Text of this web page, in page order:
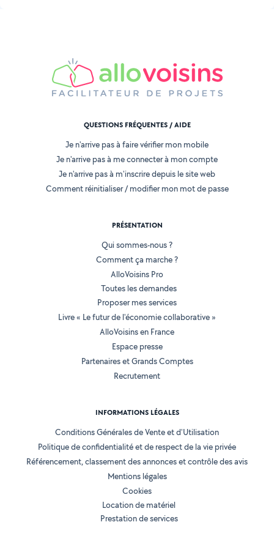
QUESTIONS FRÉQUENTES / AIDE
Je n'arrive pas à faire vérifier mon mobile
Je n'arrive pas à me connecter à mon compte
Je n'arrive pas à m'inscrire depuis le site web
Comment réinitialiser / modifier mon mot de passe
PRÉSENTATION
Qui sommes-nous ?
Comment ça marche ?
AlloVoisins Pro
Toutes les demandes
Proposer mes services
Livre « Le futur de l'économie collaborative »
AlloVoisins en France
Espace presse
Partenaires et Grands Comptes
Recrutement
INFORMATIONS LÉGALES
Conditions Générales de Vente et d'Utilisation
Politique de confidentialité et de respect de la vie privée
Référencement, classement des annonces et contrôle des avis
Mentions légales
Cookies
Location de matériel
Prestation de services